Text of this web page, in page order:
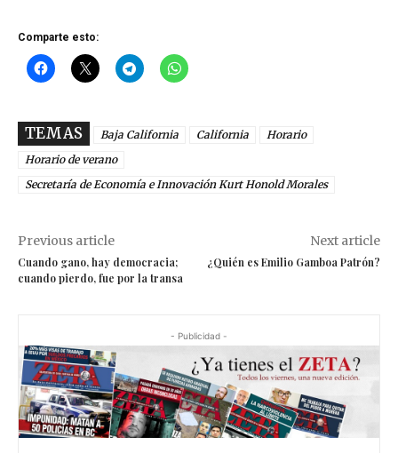
Comparte esto:
TEMAS Baja California California
Horario
Horario de verano
Secretaría de Economía e Innovación Kurt Honold Morales
Previous article
Cuando gano, hay democracia;
cuando pierdo, fue por la transa
Next article
¿Quién es Emilio Gamboa Patrón?
- Publicidad -